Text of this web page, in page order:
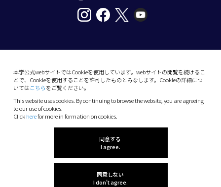
本学公式webサイトではCookieを使用しています。webサイトの閲覧を続けるこ
とで、Cookieを使用することを許可したものとみなします。Cookieの詳細につ
いてはこちらをご覧ください。
This website uses cookies. By continuing to browse the website, you are agreeing
to our use of cookies.
Clickherefor more in formation on cookies.
同意する
I agree.
同意しない
I don't agree.
10-13 Dogo-Himata, Matsuyama, Ehime 790-
Phone: +81 89-927-9000
(C) 2026 Ehime University.